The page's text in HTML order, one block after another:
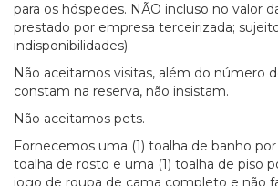
para os hóspedes. NÃO incluso no valor
prestado por empresa terceirizada;
indisponibilidades).
Não aceitamos visitas, além do número
constam na reserva, não insistam.
Não aceitamos pets.
Fornecemos uma (1) toalha de banho por
toalha de rosto e uma (1) toalha de piso
jogo de roupa de cama completo e não